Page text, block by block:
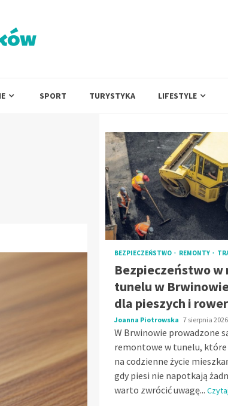
SPORT TURYSTYKA LIFESTYLE
BEZPIECZEŃSTWO REMONTY
Bezpieczeństwo w
tunelu w
dla pieszych i
Joanna Piotrowska 7 sierpnia 2026
W Brwinowie prowadzone
remontowe w tunelu, które
na codzienne życie
gdy piesi nie napotkają
warto zwrócić uwagę...